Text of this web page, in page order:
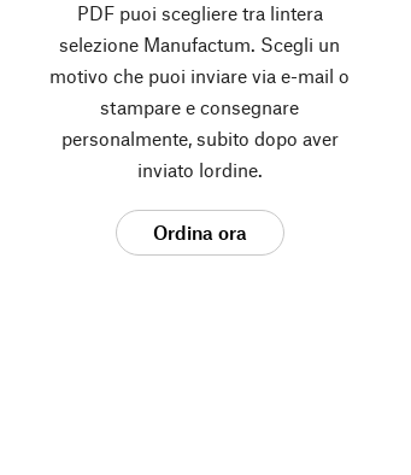
PDF puoi scegliere tra lintera
selezione Manufactum. Scegli un
motivo che puoi inviare via e-mail o
stampare e consegnare
personalmente, subito dopo aver
inviato lordine.
Ordina ora